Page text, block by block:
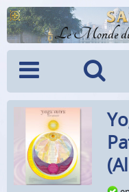
Le Monde
Menu